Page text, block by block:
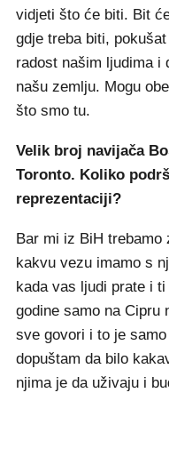
vidjeti što će biti. Bit
gdje treba biti,
radost našim ljudima i
našu zemlju. Mogu
što smo tu.
Velik broj navijača
Toronto. Koliko
reprezentaciji?
Bar mi iz BiH trebamo
kakvu vezu imamo s
kada vas ljudi prate i
godine samo na Cipru
sve govori i to je
dopuštam da bilo
njima je da uživaju i